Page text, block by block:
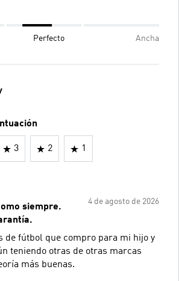
Perfecto Ancha
3 2 1
4 de agosto de 2026
siempre.
de fútbol que compro para mi hijo y
teniendo otras de otras marcas
más buenas.